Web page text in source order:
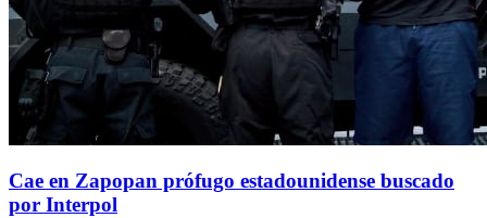
Cae en Zapopan prófugo estadounidense buscado
por Interpol